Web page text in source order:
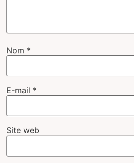
Nom *
E-mail *
Site web